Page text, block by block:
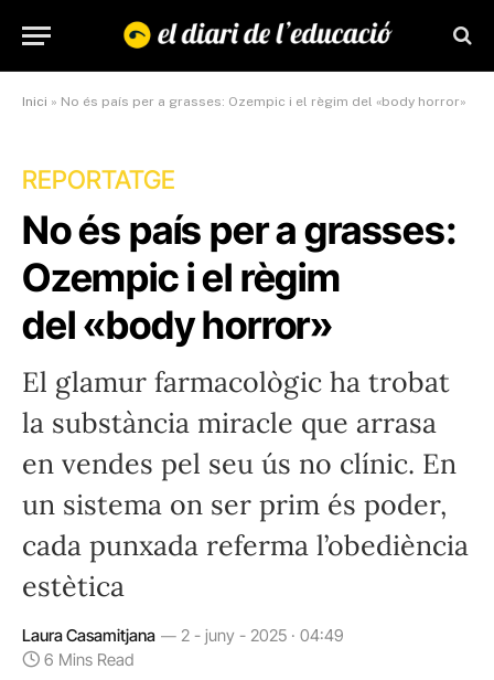
Inici » No és país per a grasses: Ozempic i el règim del «body horror»
REPORTATGE
No és país per a grasses:
Ozempic i el règim
del «body horror»
El glamur farmacològic ha trobat
la substància miracle que arrasa
en vendes pel seu ús no clínic. En
un sistema on ser prim és poder,
cada punxada referma l’obediència
estètica
Laura Casamitjana
2 - juny - 2025 · 04:49
6 Mins Read